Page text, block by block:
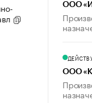
ООО
ООО